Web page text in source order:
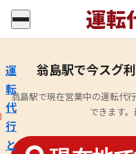
運
転
代
行
と
翁島駅で今スグ
翁島駅で現在営業中の運転代
できます。